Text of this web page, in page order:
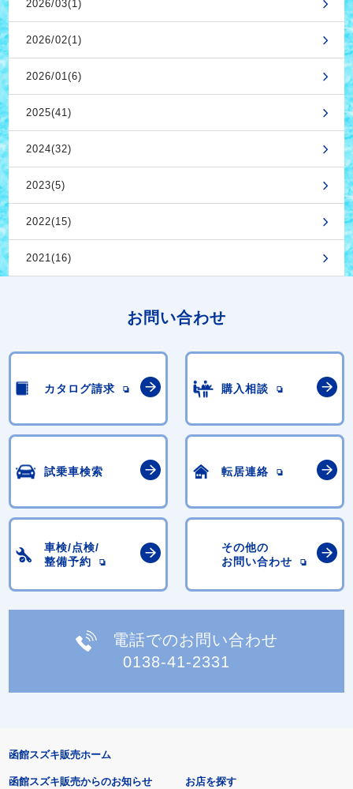
2026/03(1)
2026/02(1)
2026/01(6)
2025(41)
2024(32)
2023(5)
2022(15)
2021(16)
お問い合わせ
カタログ請求 購入相談
試乗車検索 転居連絡
車検/点検/
整備予約
その他の
お問い合わせ
電話でのお問い合わせ
0138-41-2331
函館スズキ販売ホーム
函館スズキ販売からのお知らせ お店を探す